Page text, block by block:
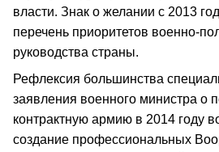
власти. Знак о желании с 2013
перечень приоритетов военно-
руководства страны.
Рефлексия большинства
заявления военного министра о
контрактную армию в 2014 году
создание профессиональных